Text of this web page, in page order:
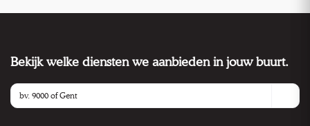
Bekijk welke diensten we aanbieden in jouw buurt.